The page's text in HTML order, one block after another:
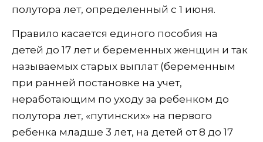
полутора лет, определенный с 1 июня.
Правило касается единого пособия на
детей до 17 лет и беременных женщин и так
называемых старых выплат (беременным
при ранней постановке на учет,
неработающим по уходу за ребенком до
полутора лет, «путинских» на первого
ребенка младше 3 лет, на детей от 8 до 17